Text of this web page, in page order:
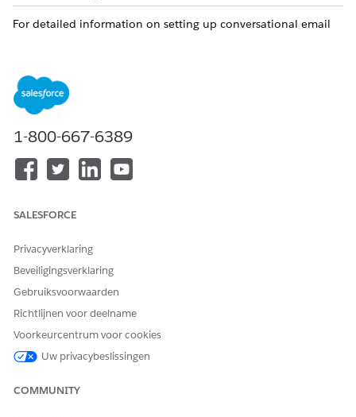
For detailed information on setting up conversational email
HEEFT DIT ARTIKEL UW PROBLEEM OPGELOST?
1-800-667-6389
SALESFORCE
Privacyverklaring
Beveiligingsverklaring
Gebruiksvoorwaarden
Richtlijnen voor deelname
Voorkeurcentrum voor cookies
Uw privacybeslissingen
COMMUNITY